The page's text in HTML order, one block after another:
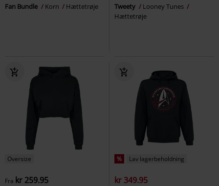
Fan Bundle Korn Hættetrøje Tweety
Looney Tunes
Hættetrøje
Oversize
Fra kr 259.95
% Lav lagerbeholdning
kr 349.95